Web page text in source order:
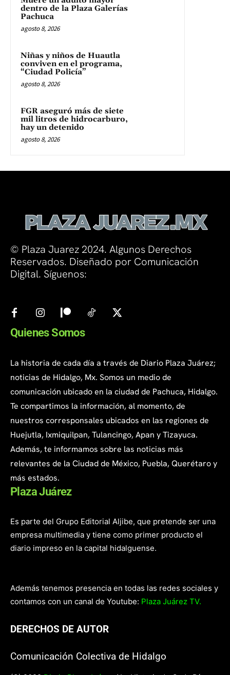
dentro de la Plaza Galerías
Pachuca
agosto 8, 2026
Niñas y niños de Huautla
conviven en el programa,
“Ciudad Policía”
agosto 8, 2026
FGR aseguró más de siete
mil litros de hidrocarburo,
hay un detenido
agosto 8, 2026
© Plaza Juarez 2024. Algunos Derechos
Reservados. Diseñado por Comunicación
Digital. Síguenos:
Quienes Somos
La historia de cada día a través de Diario Plaza Juárez;
noticias de Hidalgo, Mx. Somos un medio de
comunicación ubicado en la ciudad de Pachuca, Hidalgo.
Te compartimos la información, al momento, de
nuestros corresponsales ubicados en las regiones de
Huejutla, Ixmiquilpan, Tulancingo, Apan y Tizayuca.
Además, te informamos sobre las noticias más
relevantes de la Ciudad de México, Puebla, Querétaro y
más estados.
Plaza Juárez
Es parte del Grupo Editorial Aljibe, que pretende ser una
empresa multimedia y tiene como primer producto el
diario impreso en la capital hidalguense.
Además tenemos presencia en todas las redes sociales y
contamos con un canal de Youtube: Plaza Juárez TV.
DERECHOS DE AUTOR
Comunicación Colectiva de Hidalgo